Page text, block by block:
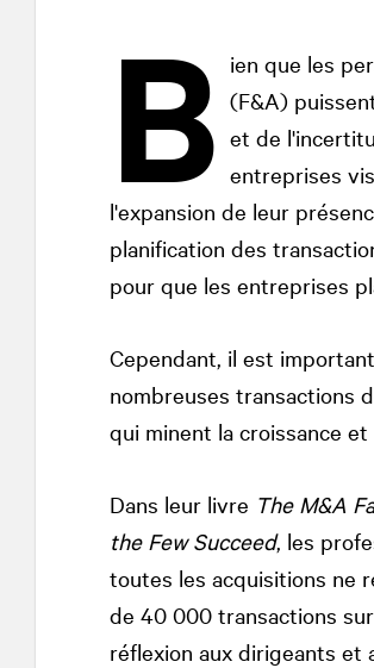
B ien que les
(F&A)
et de
entreprises
l'expansion de leur
planification des
pour que les entreprises
Cependant, il est
nombreuses transactions
qui minent la croissance
Dans leur livre The M&A
the Few Succeed, les
toutes les acquisitions ne
de 40 000 transactions
réflexion aux dirigeants et